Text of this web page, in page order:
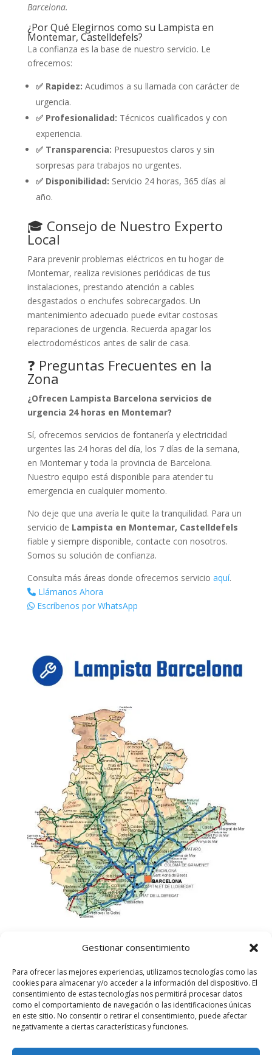
Gestionar consentimiento
Para ofrecer las mejores experiencias, utilizamos tecnologías como las
cookies para almacenar y/o acceder a la información del dispositivo. El
consentimiento de estas tecnologías nos permitirá procesar datos
como el comportamiento de navegación o las identificaciones únicas
en este sitio. No consentir o retirar el consentimiento, puede afectar
negativamente a ciertas características y funciones.
Barcelona.
¿Por Qué Elegirnos como su Lampista en
Montemar, Castelldefels?
La confianza es la base de nuestro servicio. Le
ofrecemos:
✅ Rapidez: Acudimos a su llamada con carácter de
urgencia.
✅ Profesionalidad: Técnicos cualificados y con
experiencia.
✅ Transparencia: Presupuestos claros y sin
sorpresas para trabajos no urgentes.
✅ Disponibilidad: Servicio 24 horas, 365 días al
año.
🎓 Consejo de Nuestro Experto
Local
Para prevenir problemas eléctricos en tu hogar de
Montemar, realiza revisiones periódicas de tus
instalaciones, prestando atención a cables
desgastados o enchufes sobrecargados. Un
mantenimiento adecuado puede evitar costosas
reparaciones de urgencia. Recuerda apagar los
electrodomésticos antes de salir de casa.
❓ Preguntas Frecuentes en la
Zona
¿Ofrecen Lampista Barcelona servicios de
urgencia 24 horas en Montemar?
Sí, ofrecemos servicios de fontanería y electricidad
urgentes las 24 horas del día, los 7 días de la semana,
en Montemar y toda la provincia de Barcelona.
Nuestro equipo está disponible para atender tu
emergencia en cualquier momento.
No deje que una avería le quite la tranquilidad. Para un
servicio de Lampista en Montemar, Castelldefels
fiable y siempre disponible, contacte con nosotros.
Somos su solución de confianza.
Consulta más áreas donde ofrecemos servicio aquí.
Llámanos Ahora
Escríbenos por WhatsApp